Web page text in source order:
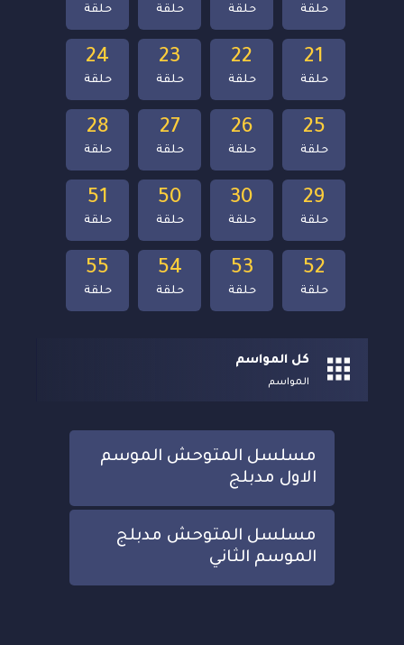
55
حلقة
54
حلقة
53
حلقة
52
حلقة
51
حلقة
50
حلقة
30
حلقة
29
حلقة
28
حلقة
27
حلقة
26
حلقة
25
حلقة
24
حلقة
23
حلقة
22
حلقة
21
حلقة
حلقة حلقة حلقة حلقة
كل المواسم
المواسم
مسلسل المتوحش الموسم
الاول مدبلج
مسلسل المتوحش مدبلج
الموسم الثاني